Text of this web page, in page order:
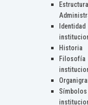
Estructura
Identidad
Historia
Filosofía
Símbolos